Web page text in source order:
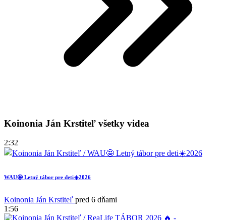
Koinonia Ján Krstiteľ všetky videa
2:32
WAU🤩 Letný tábor pre deti☀️2026
Koinonia Ján Krstiteľ pred 6 dňami
1:56